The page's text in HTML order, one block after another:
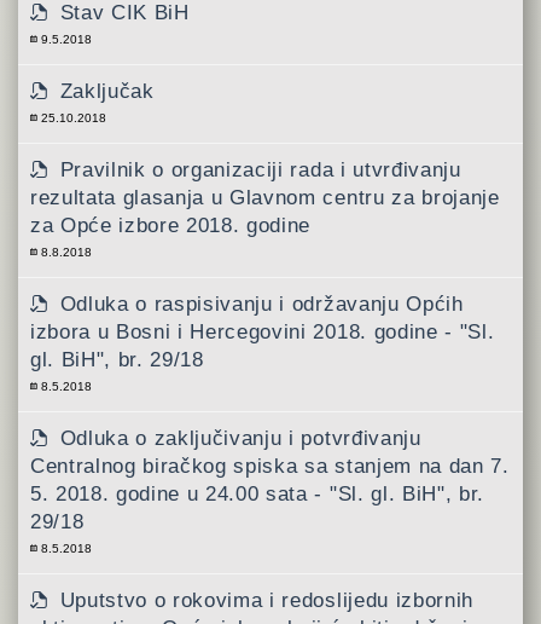
Stav CIK BiH
9.5.2018
Zaključak
25.10.2018
Pravilnik o organizaciji rada i utvrđivanju
rezultata glasanja u Glavnom centru za brojanje
za Opće izbore 2018. godine
8.8.2018
Odluka o raspisivanju i održavanju Općih
izbora u Bosni i Hercegovini 2018. godine - "Sl.
gl. BiH", br. 29/18
8.5.2018
Odluka o zaključivanju i potvrđivanju
Centralnog biračkog spiska sa stanjem na dan 7.
5. 2018. godine u 24.00 sata - "Sl. gl. BiH", br.
29/18
8.5.2018
Uputstvo o rokovima i redoslijedu izbornih